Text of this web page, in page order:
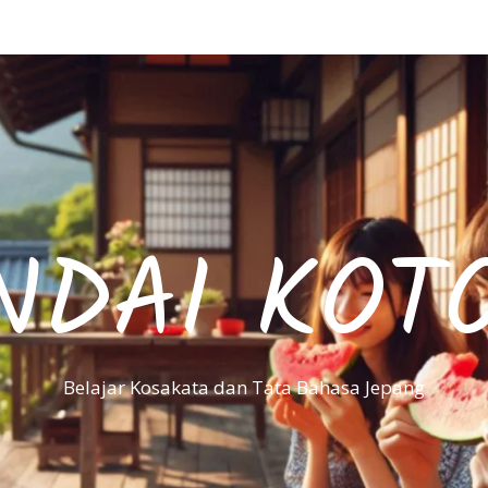
Belajar Kosakata dan Tata Bahasa Jepang